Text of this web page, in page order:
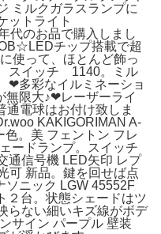
ミルクガラスランプに
ットライト
代のお品で購入しまし
チップ搭載で超
使って、ほとんど飾っ
スイッチ 1140。ミル
❤多彩なイルミネーショ
無限大♪❤レーザーライ
通電球はお付け致しま
KAKIGORIMAN A-
。美 フェントン フレ
ードランプ。スイッチ
通信号機 LED矢印 レプ
可 新品。鍵を回せば点
ソニック LGW 45552F
２台。状態シェードはツ
らない細いキズ線がボデ
サイン パープル 壁装